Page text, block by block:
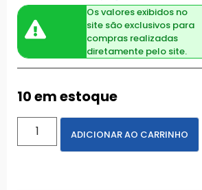
Os valores exibidos no
site são exclusivos para
compras realizadas
diretamente pelo site.
10 em estoque
ADICIONAR AO CARRINHO